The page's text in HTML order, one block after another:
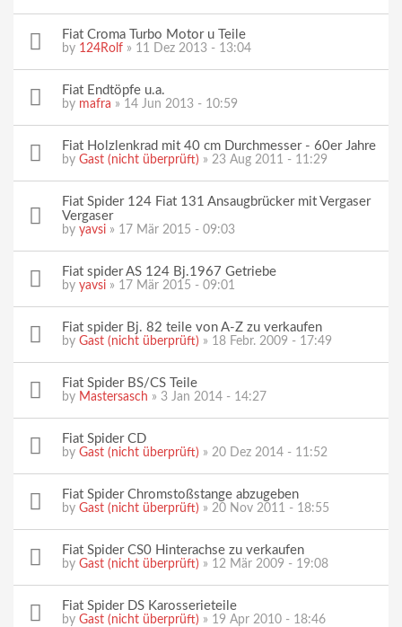
Fiat Croma Turbo Motor u Teile
by 124Rolf » 11 Dez 2013 - 13:04
Fiat Endtöpfe u.a.
by mafra » 14 Jun 2013 - 10:59
Fiat Holzlenkrad mit 40 cm Durchmesser - 60er Jahre
by Gast (nicht überprüft) » 23 Aug 2011 - 11:29
Fiat Spider 124 Fiat 131 Ansaugbrücker mit Vergaser
Vergaser
by yavsi » 17 Mär 2015 - 09:03
Fiat spider AS 124 Bj.1967 Getriebe
by yavsi » 17 Mär 2015 - 09:01
Fiat spider Bj. 82 teile von A-Z zu verkaufen
by Gast (nicht überprüft) » 18 Febr. 2009 - 17:49
Fiat Spider BS/CS Teile
by Mastersasch » 3 Jan 2014 - 14:27
Fiat Spider CD
by Gast (nicht überprüft) » 20 Dez 2014 - 11:52
Fiat Spider Chromstoßstange abzugeben
by Gast (nicht überprüft) » 20 Nov 2011 - 18:55
Fiat Spider CS0 Hinterachse zu verkaufen
by Gast (nicht überprüft) » 12 Mär 2009 - 19:08
Fiat Spider DS Karosserieteile
by Gast (nicht überprüft) » 19 Apr 2010 - 18:46